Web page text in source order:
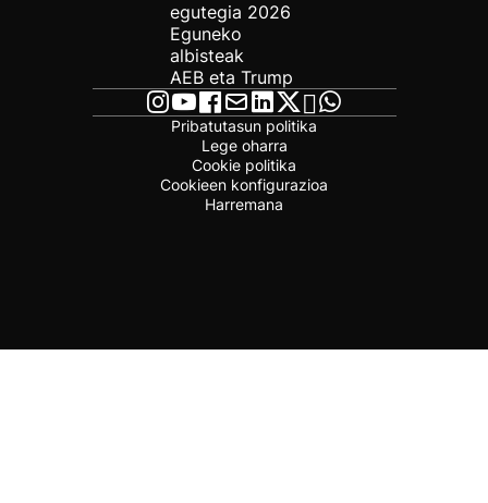
egutegia 2026
Eguneko
albisteak
AEB eta Trump
Pribatutasun politika
Lege oharra
Cookie politika
Cookieen konfigurazioa
Harremana